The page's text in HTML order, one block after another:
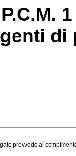
di
provvede al